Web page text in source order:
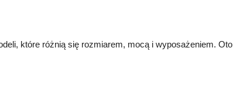
które różnią się rozmiarem, mocą i wyposażeniem. Oto